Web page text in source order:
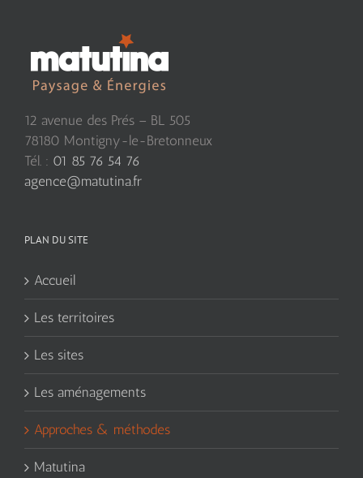
12 avenue des Prés – BL 505
78180 Montigny-le-Bretonneux
Tél. : 01 85 76 54 76
agence@matutina.fr
PLAN DU SITE
Accueil
Les territoires
Les sites
Les aménagements
Approches & méthodes
Matutina